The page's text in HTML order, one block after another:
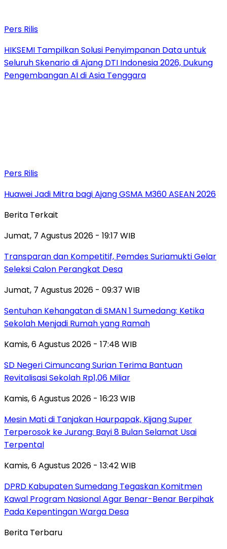
Pers Rilis
HIKSEMI Tampilkan Solusi Penyimpanan Data untuk
Seluruh Skenario di Ajang DTI Indonesia 2026, Dukung
Pengembangan AI di Asia Tenggara
Pers Rilis
Huawei Jadi Mitra bagi Ajang GSMA M360 ASEAN 2026
Berita Terkait
Jumat, 7 Agustus 2026 - 19:17 WIB
Transparan dan Kompetitif, Pemdes Suriamukti Gelar
Seleksi Calon Perangkat Desa
Jumat, 7 Agustus 2026 - 09:37 WIB
Sentuhan Kehangatan di SMAN 1 Sumedang: Ketika
Sekolah Menjadi Rumah yang Ramah
Kamis, 6 Agustus 2026 - 17:48 WIB
SD Negeri Cimuncang Surian Terima Bantuan
Revitalisasi Sekolah Rp1,06 Miliar
Kamis, 6 Agustus 2026 - 16:23 WIB
Mesin Mati di Tanjakan Haurpapak, Kijang Super
Terperosok ke Jurang: Bayi 8 Bulan Selamat Usai
Terpental
Kamis, 6 Agustus 2026 - 13:42 WIB
DPRD Kabupaten Sumedang Tegaskan Komitmen
Kawal Program Nasional Agar Benar-Benar Berpihak
Pada Kepentingan Warga Desa
Berita Terbaru